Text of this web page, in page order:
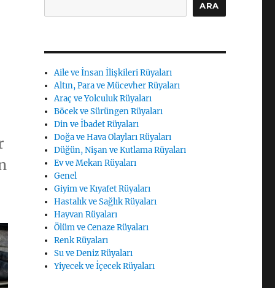
ARA
Aile ve İnsan İlişkileri Rüyaları
Altın, Para ve Mücevher Rüyaları
Araç ve Yolculuk Rüyaları
Böcek ve Sürüngen Rüyaları
Din ve İbadet Rüyaları
Doğa ve Hava Olayları Rüyaları
Düğün, Nişan ve Kutlama Rüyaları
Ev ve Mekan Rüyaları
Genel
Giyim ve Kıyafet Rüyaları
Hastalık ve Sağlık Rüyaları
Hayvan Rüyaları
Ölüm ve Cenaze Rüyaları
Renk Rüyaları
Su ve Deniz Rüyaları
Yiyecek ve İçecek Rüyaları